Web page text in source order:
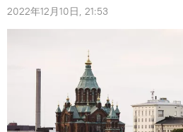
2022年12月10日, 21:53